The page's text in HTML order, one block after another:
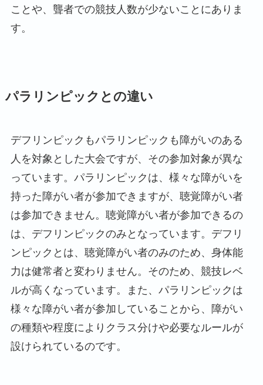
ことや、聾者での競技人数が少ないことにありま
す。
パラリンピックとの違い
デフリンピックもパラリンピックも障がいのある
人を対象とした大会ですが、その参加対象が異な
っています。パラリンピックは、様々な障がいを
持った障がい者が参加できますが、聴覚障がい者
は参加できません。聴覚障がい者が参加できるの
は、デフリンピックのみとなっています。デフリ
ンピックとは、聴覚障がい者のみのため、身体能
力は健常者と変わりません。そのため、競技レベ
ルが高くなっています。また、パラリンピックは
様々な障がい者が参加していることから、障がい
の種類や程度によりクラス分けや必要なルールが
設けられているのです。